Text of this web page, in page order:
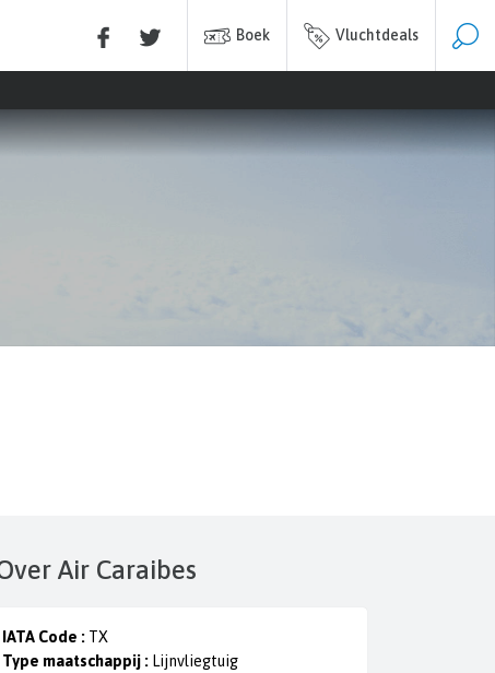
Boek Vluchtdeals
Over Air Caraibes
IATA Code : TX
Type maatschappij : Lijnvliegtuig